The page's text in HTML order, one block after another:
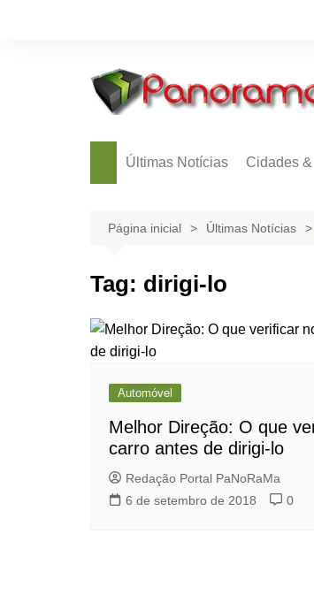
Últimas Notícias Cidades
Página inicial Últimas Notícias
Tag: dirigi-lo
Automóvel
Melhor Direção: O que
carro antes de dirigi-lo
Redação Portal PaNoRaMa
6 de setembro de 2018
0